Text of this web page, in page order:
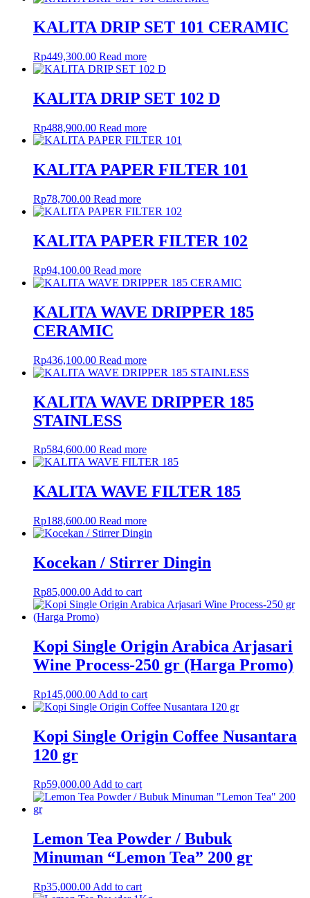
KALITA DRIP SET 101 CERAMIC
Rp449,300.00 Read more
KALITA DRIP SET 102 D
Rp488,900.00 Read more
KALITA PAPER FILTER 101
Rp78,700.00 Read more
KALITA PAPER FILTER 102
Rp94,100.00 Read more
KALITA WAVE DRIPPER 185
CERAMIC
Rp436,100.00 Read more
KALITA WAVE DRIPPER 185
STAINLESS
Rp584,600.00 Read more
KALITA WAVE FILTER 185
Rp188,600.00 Read more
Kocekan / Stirrer Dingin
Rp85,000.00 Add to cart
Kopi Single Origin Arabica Arjasari
Wine Process-250 gr (Harga Promo)
Rp145,000.00 Add to cart
Kopi Single Origin Coffee Nusantara
120 gr
Rp59,000.00 Add to cart
Lemon Tea Powder / Bubuk
Minuman “Lemon Tea” 200 gr
Rp35,000.00 Add to cart